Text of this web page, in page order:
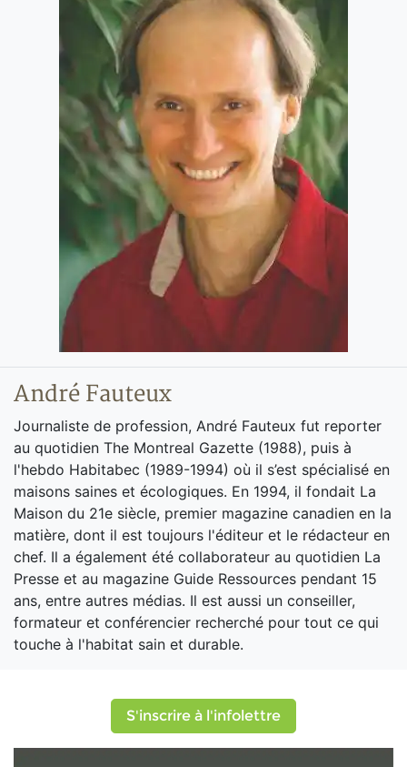
André Fauteux
Journaliste de profession, André Fauteux fut reporter
au quotidien The Montreal Gazette (1988), puis à
l'hebdo Habitabec (1989-1994) où il s’est spécialisé en
maisons saines et écologiques. En 1994, il fondait La
Maison du 21e siècle, premier magazine canadien en la
matière, dont il est toujours l'éditeur et le rédacteur en
chef. Il a également été collaborateur au quotidien La
Presse et au magazine Guide Ressources pendant 15
ans, entre autres médias. Il est aussi un conseiller,
formateur et conférencier recherché pour tout ce qui
touche à l'habitat sain et durable.
S'inscrire à l'infolettre